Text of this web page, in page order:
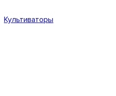
Культиваторы